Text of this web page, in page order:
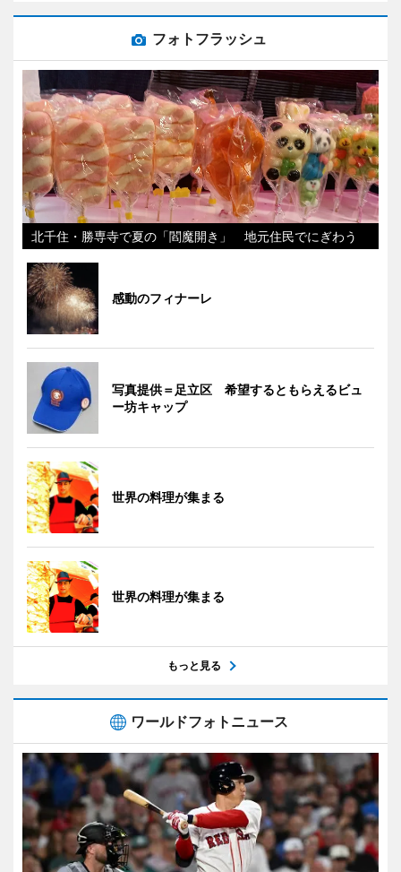
フォトフラッシュ
北千住・勝専寺で夏の「閻魔開き」 地元住民でにぎわう
感動のフィナーレ
写真提供＝足立区 希望するともらえるビュ
ー坊キャップ
世界の料理が集まる
世界の料理が集まる
もっと見る
ワールドフォトニュース